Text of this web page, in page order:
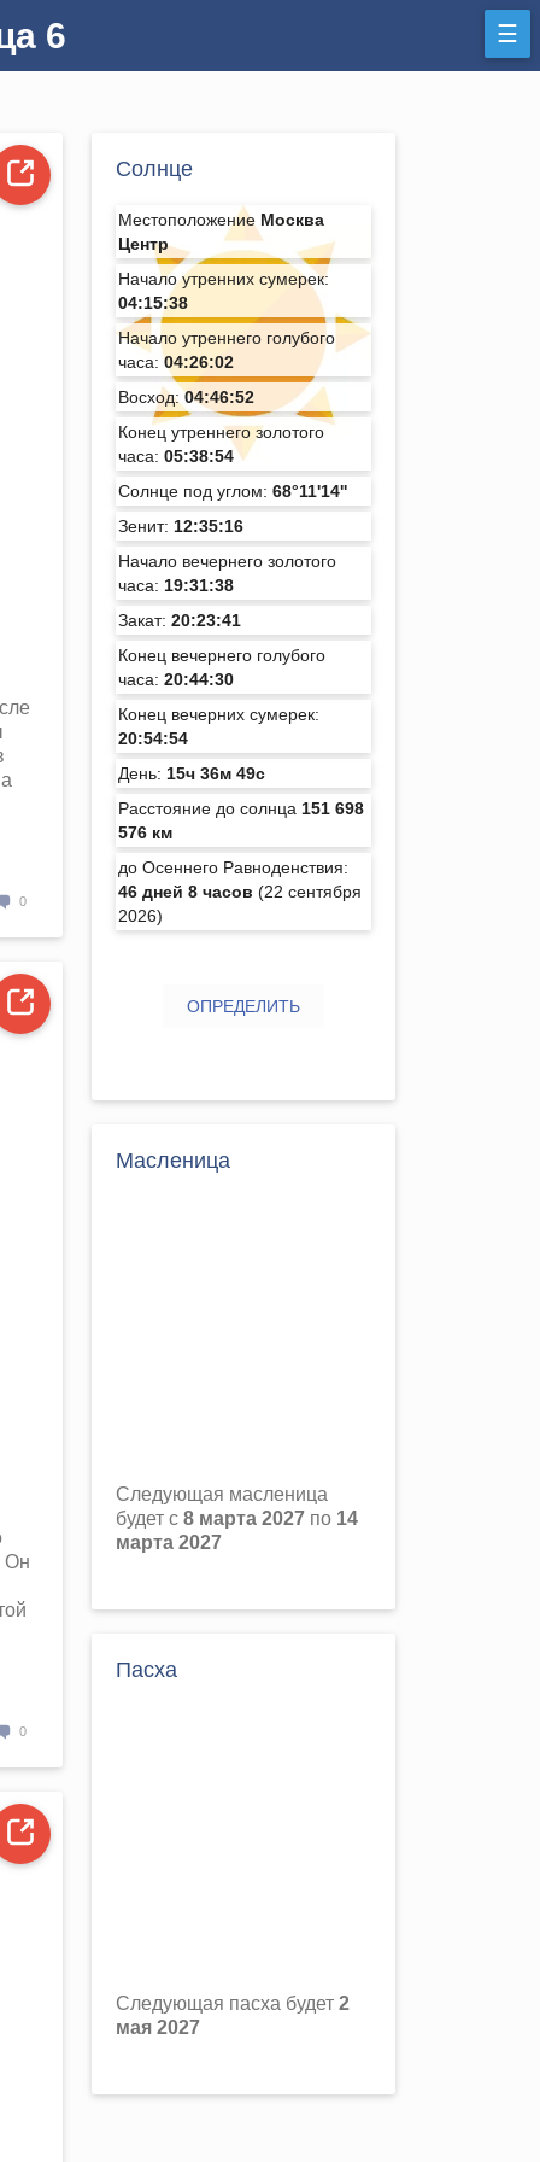
6 ☰
0
Он
0
Солнце
Местоположение Москва
Центр
Начало утренних сумерек:
04:15:38
Начало утреннего голубого
часа: 04:26:02
Восход:04:46:52
Конец утреннего золотого
часа: 05:38:54
Солнце под углом: 68°11'14''
Зенит: 12:35:16
Начало вечернего золотого
часа: 19:31:38
Закат: 20:23:41
Конец вечернего голубого
часа: 20:44:30
Конец вечерних сумерек:
20:54:54
День: 15ч 36м 49с
Расстояние до солнца 151 698
576 км
до Осеннего Равноденствия:
46 дней 8 часов (22 сентября
2026)
ОПРЕДЕЛИТЬ
Масленица
Следующая масленица
будет с 8 марта 2027 по 14
марта 2027
Пасха
Следующая пасха будет 2
мая 2027